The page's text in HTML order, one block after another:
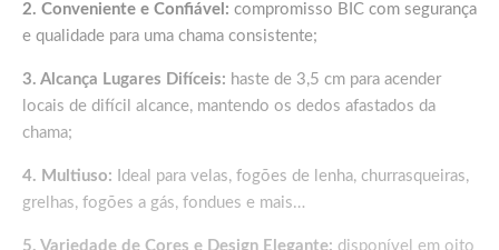
2. Conveniente e Confiável: compromisso BIC com segurança
e qualidade para uma chama consistente;
3. Alcança Lugares Difíceis: haste de 3,5 cm para acender
locais de difícil alcance, mantendo os dedos afastados da
chama;
4. Multiuso: Ideal para velas, fogões de lenha, churrasqueiras,
grelhas, fogões a gás, fondues e mais…
5. Variedade de Cores e Design Elegante: disponível em oito